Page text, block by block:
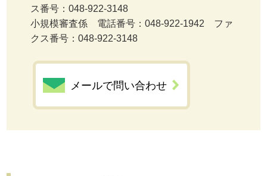
ス番号：048-922-3148
小規模審査係 電話番号：048-922-1942 ファ
クス番号：048-922-3148
メールで問い合わせ